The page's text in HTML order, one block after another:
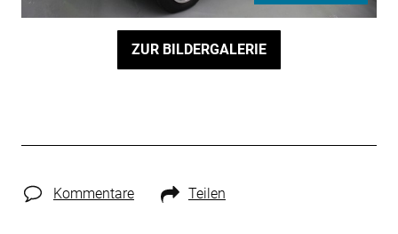
ZUR BILDERGALERIE
Kommentare Teilen